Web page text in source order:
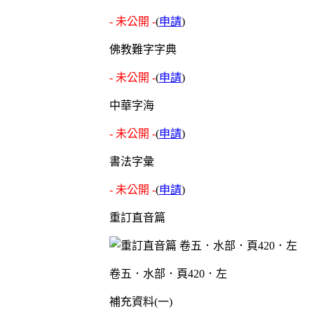
- 未公開 -(申請)
佛教難字字典
- 未公開 -(申請)
中華字海
- 未公開 -(申請)
書法字彙
- 未公開 -(申請)
重訂直音篇
卷五．水部．頁420．左
補充資料(一)